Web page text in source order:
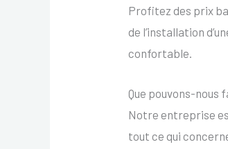
Profitez des prix
de l’installation
confortable.
Que pouvons-nous
Notre entreprise
tout ce qui